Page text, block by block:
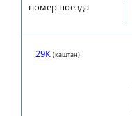
номер поезда
29К (каштан)